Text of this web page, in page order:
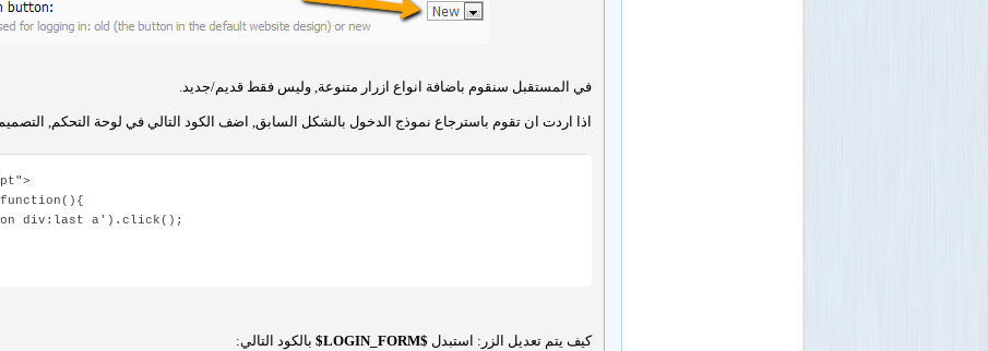
في المستقبل سنقوم باضافة انواع ازرار متنوعة, وليس فقط قديم/جديد.
اذا اردت ان تقوم باسترجاع نموذج الدخول بالشكل السابق, اضف الكود التالي في لوحة التحكم,
a').click();
كيف يتم تعديل الزر: استبدل $LOGIN_FORM$ بالكود التالي: